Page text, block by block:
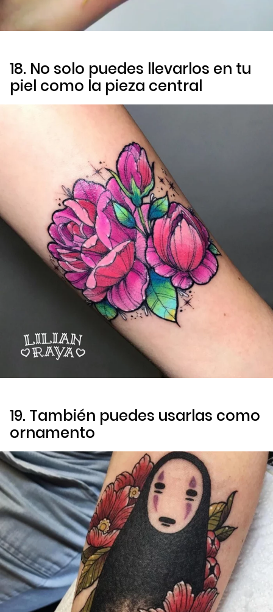
18. No solo puedes llevarlos en tu
piel como la pieza central
19. También puedes usarlas como
ornamento